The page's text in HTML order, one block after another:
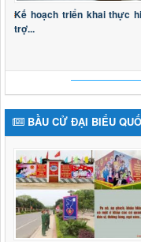
Kế hoạch triển khai thực
trợ...
BẦU CỬ ĐẠI BIỂU